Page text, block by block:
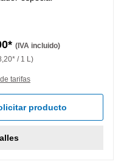
(IVA incluido)
/ 1 L)
tarifas
producto